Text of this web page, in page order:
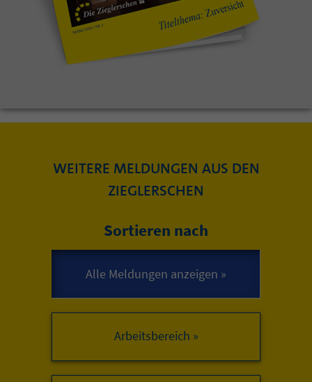
WEITERE MELDUNGEN AUS DEN
ZIEGLERSCHEN
Sortieren nach
Arbeitsbereich »